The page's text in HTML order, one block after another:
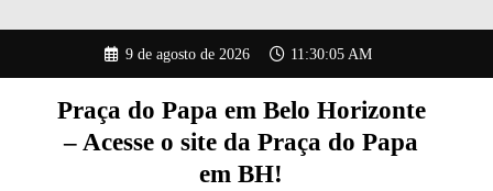
o
9 de agosto de 2026 11:30:06 AM
Praça do Papa em Belo Horizonte
– Acesse o site da Praça do Papa
em BH!